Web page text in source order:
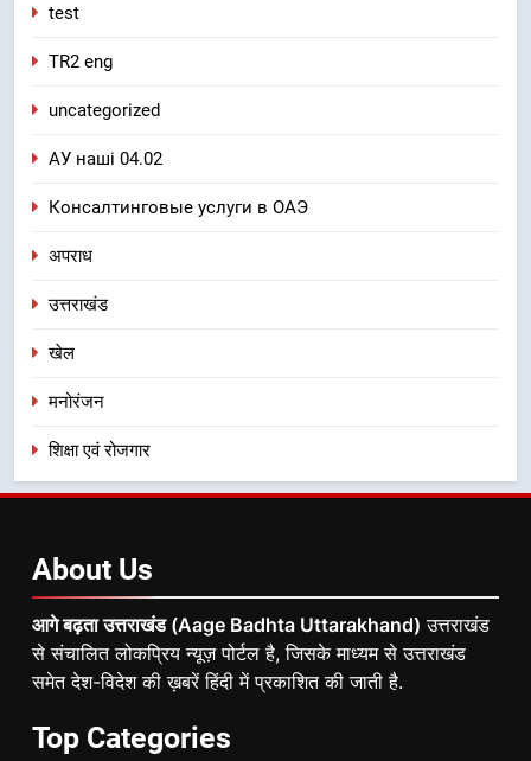
test
TR2 eng
uncategorized
АУ наші 04.02
Консалтинговые услуги в ОАЭ
अपराध
उत्तराखंड
खेल
मनोरंजन
शिक्षा एवं रोजगार
About Us
आगे बढ़ता उत्तराखंड (Aage Badhta Uttarakhand) उत्तराखंड
से संचालित लोकप्रिय न्यूज़ पोर्टल है, जिसके माध्यम से उत्तराखंड
समेत देश-विदेश की ख़बरें हिंदी में प्रकाशित की जाती है.
Top Categories